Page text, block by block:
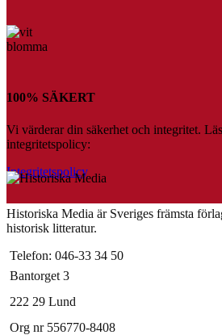
100% SÄKERT
Vi värderar din säkerhet och integritet.
integritetspolicy:
Integritetspolicy
Historiska Media är Sveriges främsta
historisk litteratur.
Telefon: 046-33 34 50
Bantorget 3
222 29 Lund
Org nr 556770-8408